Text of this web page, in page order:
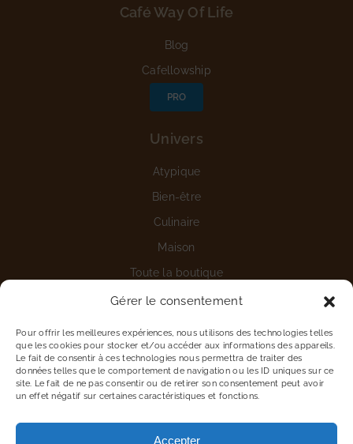
Gérer le consentement
Pour offrir les meilleures expériences, nous utilisons des technologies telles
que les cookies pour stocker et/ou accéder aux informations des appareils.
Le fait de consentir à ces technologies nous permettra de traiter des
données telles que le comportement de navigation ou les ID uniques sur ce
site. Le fait de ne pas consentir ou de retirer son consentement peut avoir
un effet négatif sur certaines caractéristiques et fonctions.
Accepter
Café Way Of Life
Blog
Cafellowship
PRO
Univers
Atypique
Bien-être
Culinaire
Maison
Toute la boutique
Nous contacter
Détails du compte
Vous êtes une entreprise
Proposer une marque